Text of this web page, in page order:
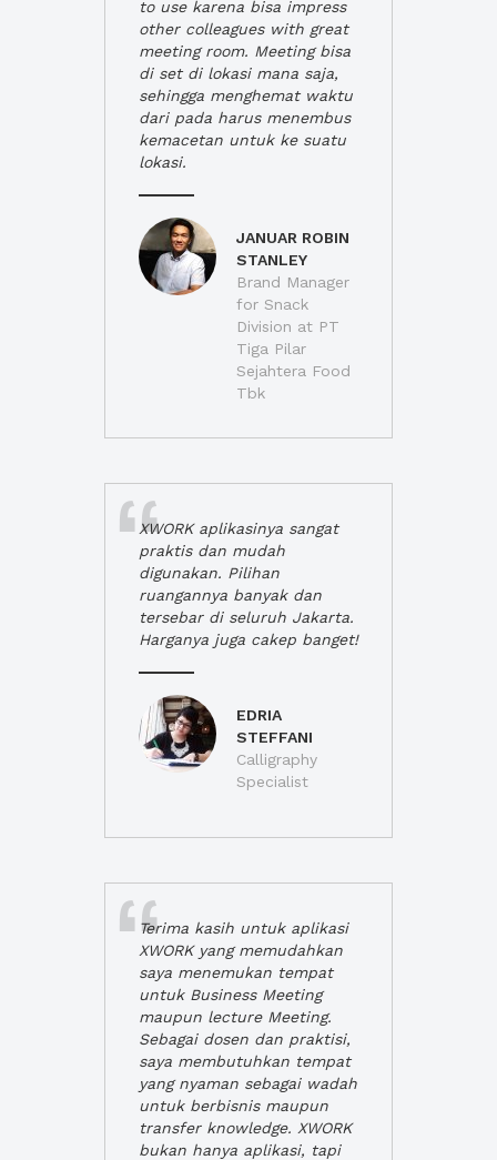
to use karena bisa impress
other colleagues with great
meeting room. Meeting bisa
di set di lokasi mana saja,
sehingga menghemat waktu
dari pada harus menembus
kemacetan untuk ke suatu
lokasi.
JANUAR ROBIN
STANLEY
Brand Manager
for Snack
Division at PT
Tiga Pilar
Sejahtera Food
Tbk
XWORK aplikasinya sangat
praktis dan mudah
digunakan. Pilihan
ruangannya banyak dan
tersebar di seluruh Jakarta.
Harganya juga cakep banget!
EDRIA
STEFFANI
Calligraphy
Specialist
Terima kasih untuk aplikasi
XWORK yang memudahkan
saya menemukan tempat
untuk Business Meeting
maupun lecture Meeting.
Sebagai dosen dan praktisi,
saya membutuhkan tempat
yang nyaman sebagai wadah
untuk berbisnis maupun
transfer knowledge. XWORK
bukan hanya aplikasi, tapi